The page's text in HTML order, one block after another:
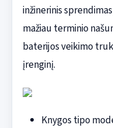
inžinerinis
mažiau terminio
baterijos veikimo
įrenginį.
Knygos tipo